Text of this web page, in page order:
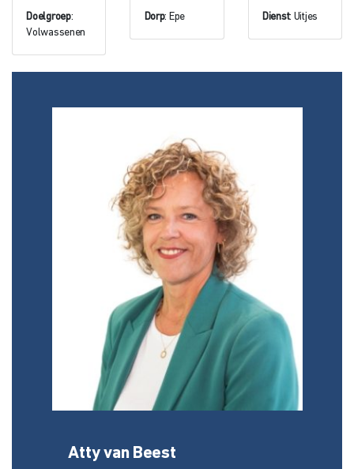
Doelgroep:
Volwassenen
Dorp: Epe Dienst: Uitjes
Atty van Beest